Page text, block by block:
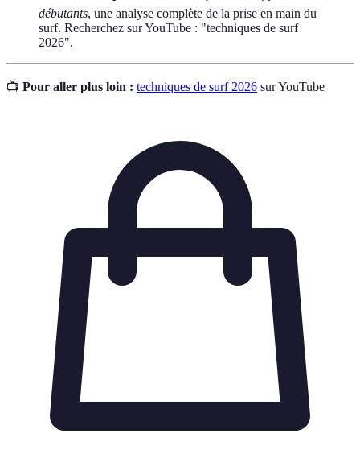
débutants, une analyse complète de la prise en main du
surf. Recherchez sur YouTube : "techniques de surf
2026".
📺 Pour aller plus loin : techniques de surf 2026 sur YouTube